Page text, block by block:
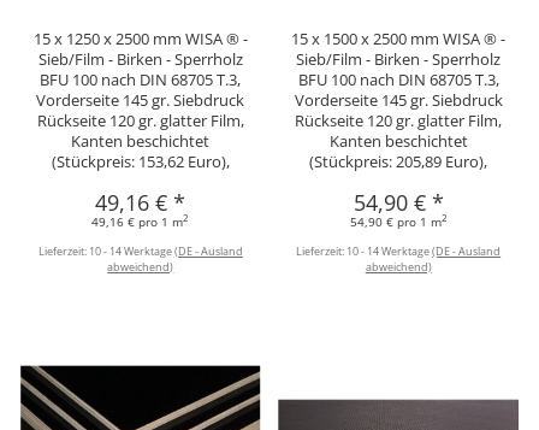
15 x 1250 x 2500 mm WISA ® -
Sieb/Film - Birken - Sperrholz
BFU 100 nach DIN 68705 T.3,
Vorderseite 145 gr. Siebdruck
Rückseite 120 gr. glatter Film,
Kanten beschichtet
(Stückpreis: 153,62 Euro),
49,16 €*
49,16 € pro 1 m2
Lieferzeit: 10 - 14 Werktage(DE - Ausland
abweichend)
15 x 1500 x 2500 mm WISA ® -
Sieb/Film - Birken - Sperrholz
BFU 100 nach DIN 68705 T.3,
Vorderseite 145 gr. Siebdruck
Rückseite 120 gr. glatter Film,
Kanten beschichtet
(Stückpreis: 205,89 Euro),
54,90 € *
54,90 € pro 1 m2
Lieferzeit: 10 - 14 Werktage(DE - Ausland
abweichend)